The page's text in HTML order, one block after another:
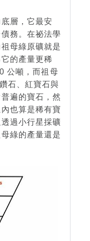
層，它最安
務。在祕法學
母綠原礦就是
的產量更稀
公噸，而祖母
石、紅寶石與
遍的寶石，然
也算是稀有寶
過小行星採礦
綠的產量還是